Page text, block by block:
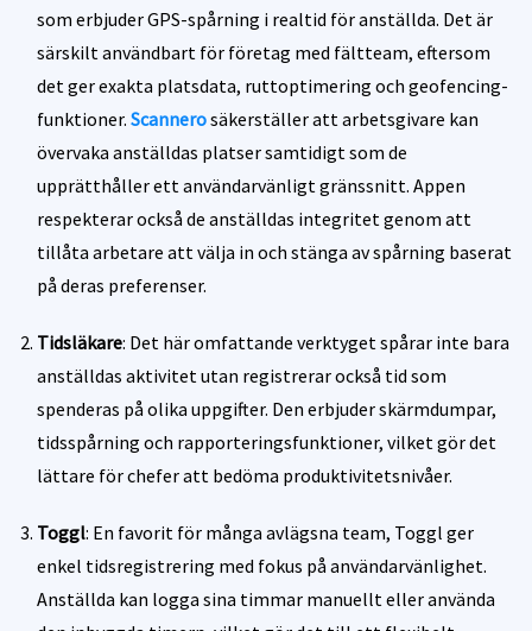
som erbjuder GPS-spårning i realtid för anställda. Det är
särskilt användbart för företag med fältteam, eftersom
det ger exakta platsdata, ruttoptimering och geofencing-
funktioner. Scannerosäkerställer att arbetsgivare kan
övervaka anställdas platser samtidigt som de
upprätthåller ett användarvänligt gränssnitt. Appen
respekterar också de anställdas integritet genom att
tillåta arbetare att välja in och stänga av spårning baserat
på deras preferenser.
Tidsläkare: Det här omfattande verktyget spårar inte bara
anställdas aktivitet utan registrerar också tid som
spenderas på olika uppgifter. Den erbjuder skärmdumpar,
tidsspårning och rapporteringsfunktioner, vilket gör det
lättare för chefer att bedöma produktivitetsnivåer.
Toggl: En favorit för många avlägsna team, Toggl ger
enkel tidsregistrering med fokus på användarvänlighet.
Anställda kan logga sina timmar manuellt eller använda